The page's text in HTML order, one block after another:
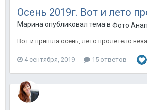
Осень 2019г. Вот и лето
Марина опубликовал тема в Фото
Вот и пришла осень, лето пролетело
4 сентября, 2019 15 ответов